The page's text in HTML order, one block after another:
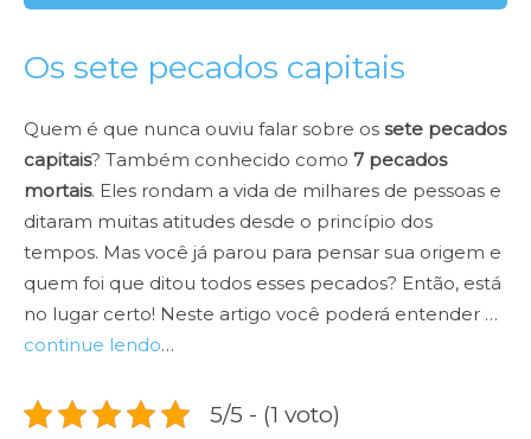
Os sete pecados capitais
Quem é que nunca ouviu falar sobre os sete pecados
capitais? Também conhecido como 7 pecados
mortais. Eles rondam a vida de milhares de pessoas e
ditaram muitas atitudes desde o princípio dos
tempos. Mas você já parou para pensar sua origem e
quem foi que ditou todos esses pecados? Então, está
no lugar certo! Neste artigo você poderá entender …
continue lendo…
5/5 - (1 voto)